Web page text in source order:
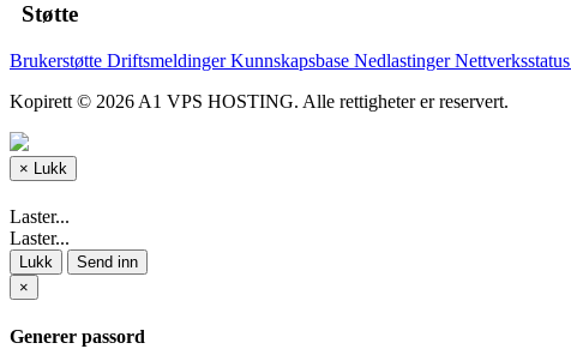
Støtte
Brukerstøtte DriftsmeldingerKunnskapsbase NedlastingerNettverksstatus
Kopirett © 2026 A1 VPS HOSTING. Alle rettigheter er reservert.
× Lukk
Laster...
Laster...
Lukk
Send inn
×
Generer passord